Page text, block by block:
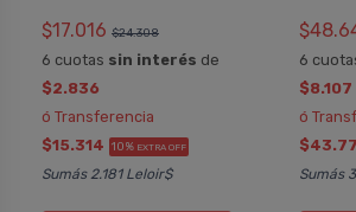
$17.016 $24.308
6 cuotas sin interés de
$2.836
ó Transferencia
$15.314 10% EXTRA OFF
Sumás 2.181 Leloir$
6
$8.107
ó
Sumás